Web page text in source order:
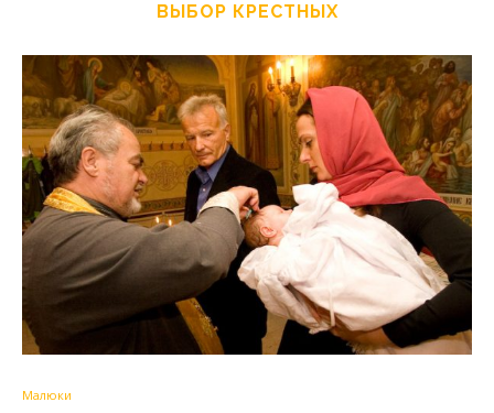
ВЫБОР КРЕСТНЫХ
Малюки